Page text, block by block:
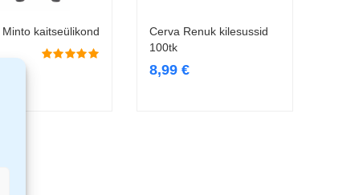
Vali
kaitseülikond Lisa korvi
Cerva Renuk kilesussid
100tk
8,99 €